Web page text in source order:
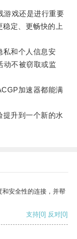
戏还是进行重要
定、更畅快的上
和个人信息安
动不被窃取或监
加速器都能满
升到一个新的水
安全性的连接，并帮
支持[0] 反对[0]